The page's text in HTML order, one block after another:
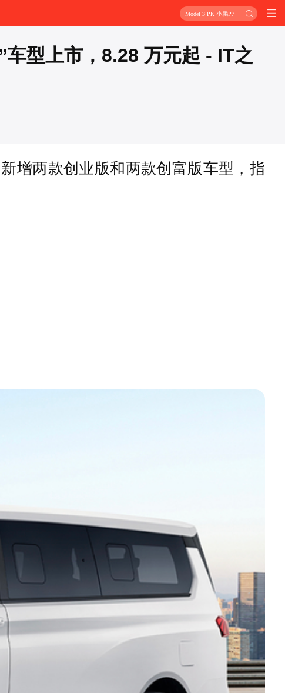
Model 3 PK 小鹏P7
型上市，8.28 万元起 - IT之
增两款创业版和两款创富版车型，指